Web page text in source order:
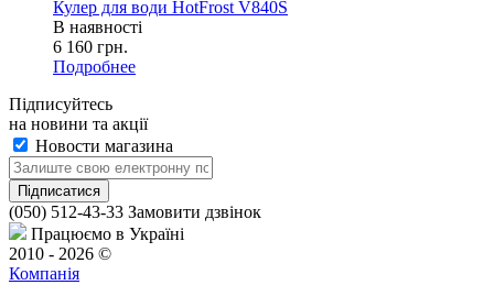
Кулер для води HotFrost V840S
В наявності
6 160 грн.
Подробнее
Підписуйтесь
на новини та акції
Новости магазина
(050) 512-43-33 Замовити дзвінок
Працюємо в Україні
2010 - 2026 ©
Компанія